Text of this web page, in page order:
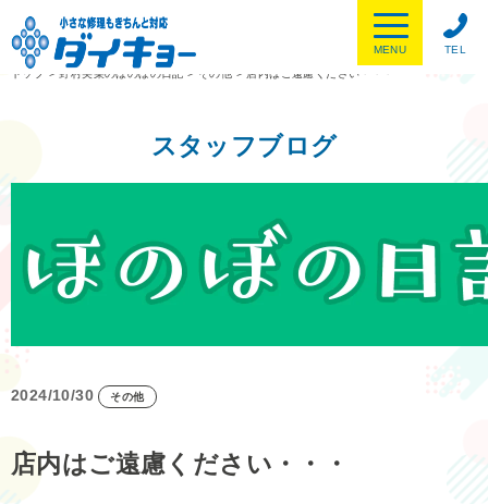
TEL
MENU
トップ
>野村美菜のほのぼの日記 > その他 > 店内はご遠慮ください・・・
スタッフブログ
2024/10/30 その他
店内はご遠慮ください・・・